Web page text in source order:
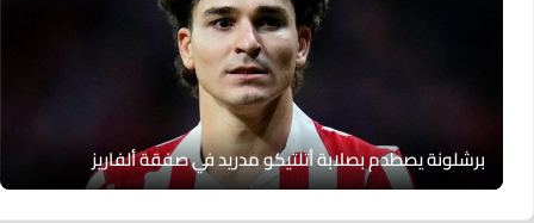
برشلونة يصطدم بصلابة أتلتيكو مدريد في صفقة ألفاريز